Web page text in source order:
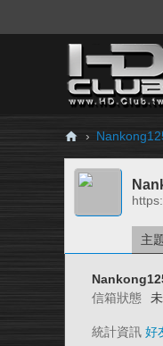
H
Cl
›
主題
信箱狀態
統計資訊 好